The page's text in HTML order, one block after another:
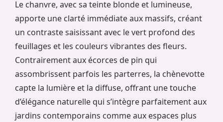
Le chanvre, avec sa teinte blonde et lumineuse,
apporte une clarté immédiate aux massifs, créant
un contraste saisissant avec le vert profond des
feuillages et les couleurs vibrantes des fleurs.
Contrairement aux écorces de pin qui
assombrissent parfois les parterres, la chènevotte
capte la lumière et la diffuse, offrant une touche
d’élégance naturelle qui s’intègre parfaitement aux
jardins contemporains comme aux espaces plus